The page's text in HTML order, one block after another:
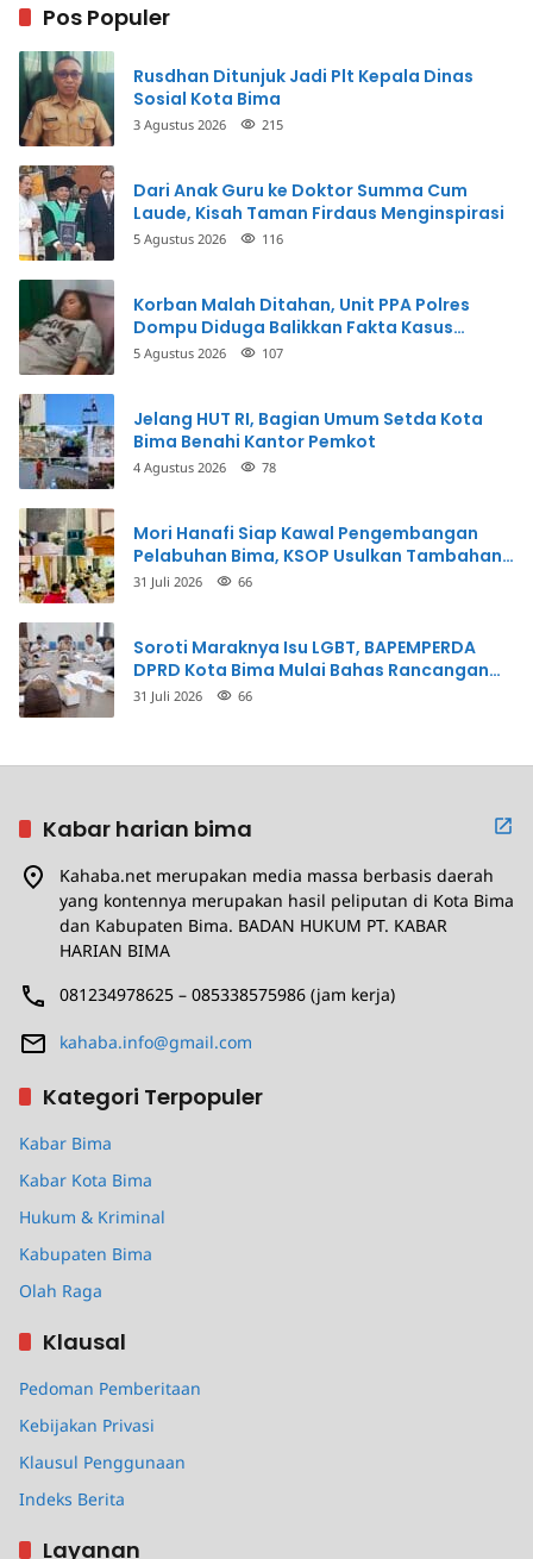
Pos Populer
Rusdhan Ditunjuk Jadi Plt Kepala Dinas
Sosial Kota Bima
3 Agustus 2026 215
Dari Anak Guru ke Doktor Summa Cum
Laude, Kisah Taman Firdaus Menginspirasi
5 Agustus 2026 116
Korban Malah Ditahan, Unit PPA Polres
Dompu Diduga Balikkan Fakta Kasus
Penganiayaan
5 Agustus 2026 107
Jelang HUT RI, Bagian Umum Setda Kota
Bima Benahi Kantor Pemkot
4 Agustus 2026 78
Mori Hanafi Siap Kawal Pengembangan
Pelabuhan Bima, KSOP Usulkan Tambahan
Dermaga Rp400 Miliar
31 Juli 2026 66
Soroti Maraknya Isu LGBT, BAPEMPERDA
DPRD Kota Bima Mulai Bahas Rancangan
Perda Pencegahan
31 Juli 2026 66
Kabar harian bima
Kahaba.net merupakan media massa berbasis daerah
yang kontennya merupakan hasil peliputan di Kota Bima
dan Kabupaten Bima. BADAN HUKUM PT. KABAR
HARIAN BIMA
081234978625 – 085338575986 (jam kerja)
kahaba.info@gmail.com
Kategori Terpopuler
Kabar Bima
Kabar Kota Bima
Hukum & Kriminal
Kabupaten Bima
Olah Raga
Klausal
Pedoman Pemberitaan
Kebijakan Privasi
Klausul Penggunaan
Indeks Berita
Layanan